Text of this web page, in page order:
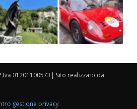
01201100573| Sito realizzato da
gestione privacy